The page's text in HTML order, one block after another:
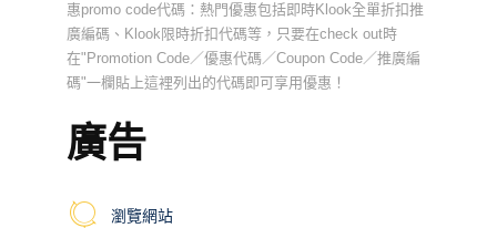
惠promo code代碼：熱門優惠包括即時Klook全單折扣推
廣編碼、Klook限時折扣代碼等，只要在check out時
在"Promotion Code／優惠代碼／Coupon Code／推廣編
碼"一欄貼上這裡列出的代碼即可享用優惠！
廣告
瀏覽網站